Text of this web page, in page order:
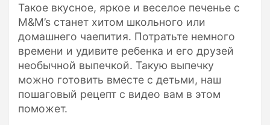
Такое вкусное, яркое и веселое печенье с
M&M’s станет хитом школьного или
домашнего чаепития. Потратьте немного
времени и удивите ребенка и его друзей
необычной выпечкой. Такую выпечку
можно готовить вместе с детьми, наш
пошаговый рецепт с видео вам в этом
поможет.